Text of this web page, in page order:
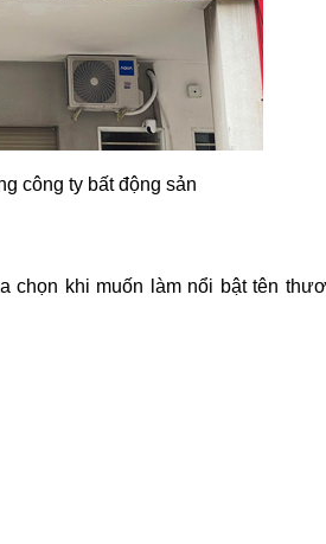
công ty bất động sản
chọn khi muốn làm nổi bật tên